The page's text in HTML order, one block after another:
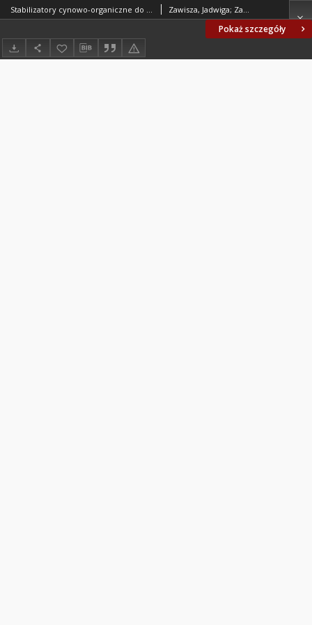
Pokaż szczegóły
Stabilizatory cynowo-organiczne do tworzyw sztucznych - Ergoterm OTGO-S i OTGO BN-77/6065-12 Zawisza, Jadwiga; Zakłady Tworzyw Sztucznych BORYSZEW-ERG. Oprac.